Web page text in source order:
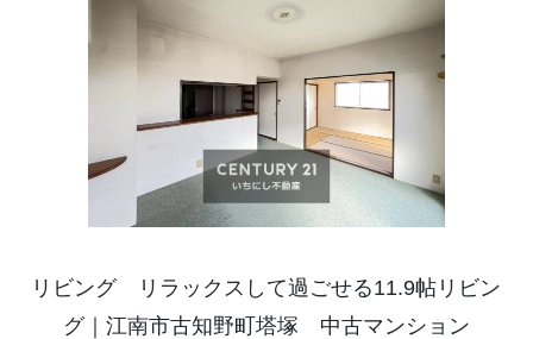
リビング リラックスして過ごせる11.9帖リビン
グ｜江南市古知野町塔塚 中古マンション